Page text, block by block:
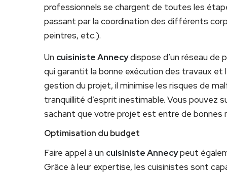
professionnels se chargent de toutes les
passant par la coordination des différents
peintres, etc.).
Un cuisiniste Annecydispose d’un réseau de
qui garantit la bonne exécution des travaux
gestion du projet, il minimise les risques de
tranquillité d’esprit inestimable. Vous pouvez
sachant que votre projet est entre de bonnes
Optimisation du budget
Faire appel à un cuisiniste Annecypeut
Grâce à leur expertise, les cuisinistes sont